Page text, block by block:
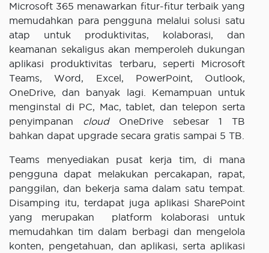
Microsoft 365 menawarkan fitur-fitur terbaik yang
memudahkan para pengguna melalui solusi satu
atap untuk produktivitas, kolaborasi, dan
keamanan sekaligus akan memperoleh dukungan
aplikasi produktivitas terbaru, seperti Microsoft
Teams, Word, Excel, PowerPoint, Outlook,
OneDrive, dan banyak lagi. Kemampuan untuk
menginstal di PC, Mac, tablet, dan telepon serta
penyimpanan cloudOneDrive sebesar 1 TB
bahkan dapat upgrade secara gratis sampai 5 TB.
Teams menyediakan pusat kerja tim, di mana
pengguna dapat melakukan percakapan, rapat,
panggilan, dan bekerja sama dalam satu tempat.
Disamping itu, terdapat juga aplikasi SharePoint
yang merupakan platform kolaborasi untuk
memudahkan tim dalam berbagi dan mengelola
konten, pengetahuan, dan aplikasi, serta aplikasi